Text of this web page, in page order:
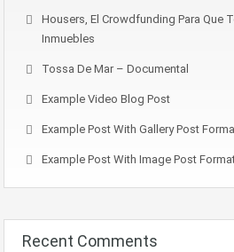
Housers, El Crowdfunding Para Que
Inmuebles
Tossa De Mar – Documental
Example Video Blog Post
Example Post With Gallery Post
Example Post With Image Post
Recent Comments